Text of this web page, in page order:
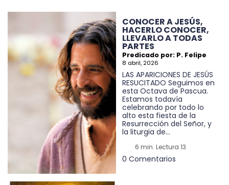
CONOCER A JESÚS,
HACERLO CONOCER,
LLEVARLO A TODAS
PARTES
Predicado por: P. Felipe
8 abril, 2026
LAS APARICIONES DE JESÚS
RESUCITADO Seguimos en
esta Octava de Pascua.
Estamos todavía
celebrando por todo lo
alto esta fiesta de la
Resurrección del Señor, y
la liturgia de...
6 min. Lectura 13
0 Comentarios